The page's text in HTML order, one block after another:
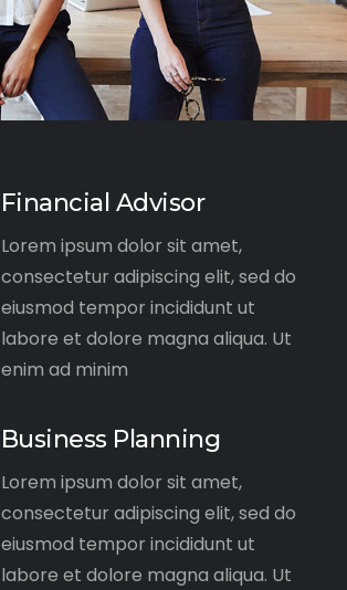
Financial Advisor
Lorem ipsum dolor sit amet,
consectetur adipiscing elit, sed do
eiusmod tempor incididunt ut
labore et dolore magna aliqua. Ut
enim ad minim
Business Planning
Lorem ipsum dolor sit amet,
consectetur adipiscing elit, sed do
eiusmod tempor incididunt ut
labore et dolore magna aliqua. Ut